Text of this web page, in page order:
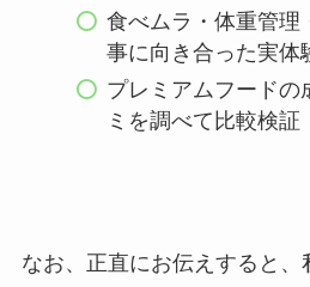
食べムラ・体重管理
事に向き合った実体
プレミアムフードの
ミを調べて比較検証
なお、正直にお伝えすると、